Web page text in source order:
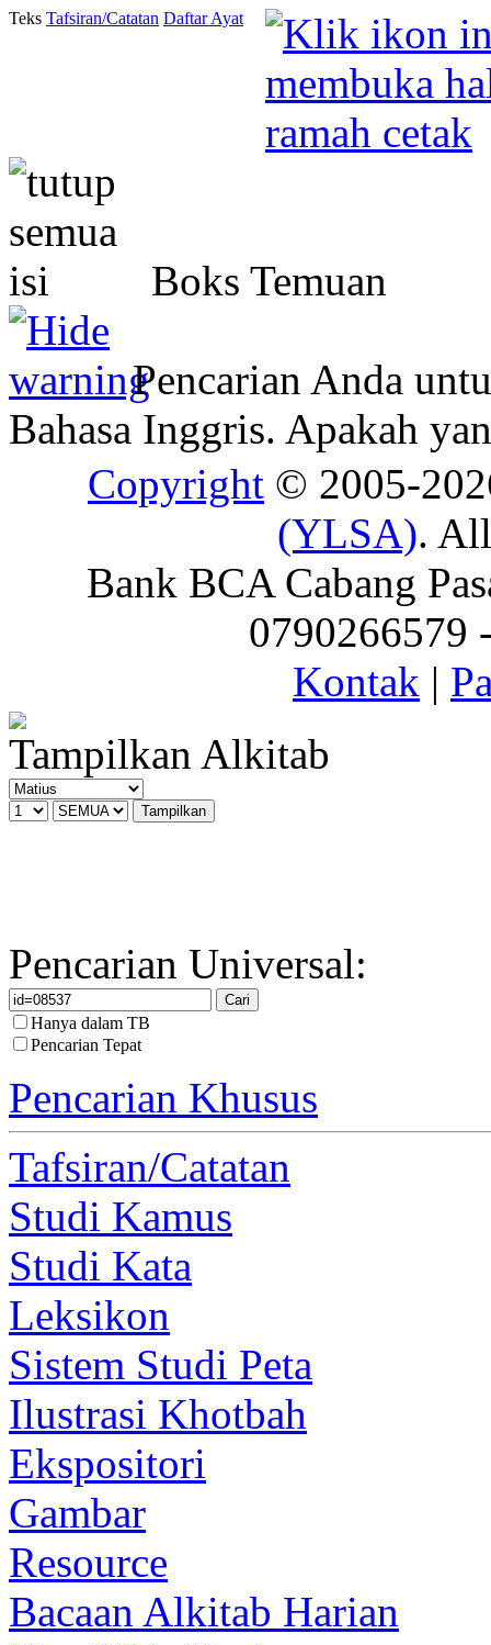
Teks Tafsiran/Catatan Daftar Ayat
Boks Temuan
Pencarian Anda
Bahasa Inggris. Apakah
Copyright © 2005-
(YLSA).
Bank BCA Cabang
0790266579
Kontak |
Tampilkan Alkitab
Pencarian Universal:
Hanya dalam TB
Pencarian Tepat
Pencarian Khusus
Tafsiran/Catatan
Studi Kamus
Studi Kata
Leksikon
Sistem Studi Peta
Ilustrasi Khotbah
Ekspositori
Gambar
Resource
Bacaan Alkitab Harian